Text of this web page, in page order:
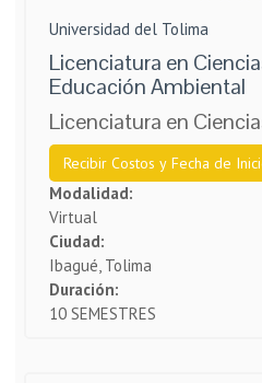
Universidad del Tolima
Licenciatura en
Educación Ambiental
Licenciatura en
Recibir Costos y Fecha de
Modalidad:
Virtual
Ciudad:
Ibagué, Tolima
Duración:
10 SEMESTRES